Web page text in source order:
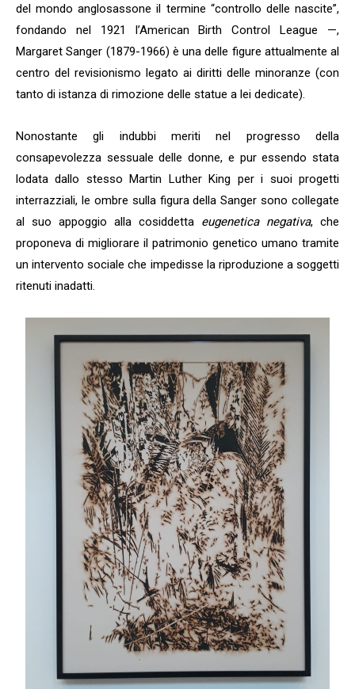
del mondo anglosassone il termine “controllo delle nascite”,
fondando nel 1921 l’American Birth Control League —,
Margaret Sanger (1879-1966) è una delle figure attualmente al
centro del revisionismo legato ai diritti delle minoranze (con
tanto di istanza di rimozione delle statue a lei dedicate).
Nonostante gli indubbi meriti nel progresso della
consapevolezza sessuale delle donne, e pur essendo stata
lodata dallo stesso Martin Luther King per i suoi progetti
interrazziali, le ombre sulla figura della Sanger sono collegate
al suo appoggio alla cosiddetta eugenetica negativa, che
proponeva di migliorare il patrimonio genetico umano tramite
un intervento sociale che impedisse la riproduzione a soggetti
ritenuti inadatti.